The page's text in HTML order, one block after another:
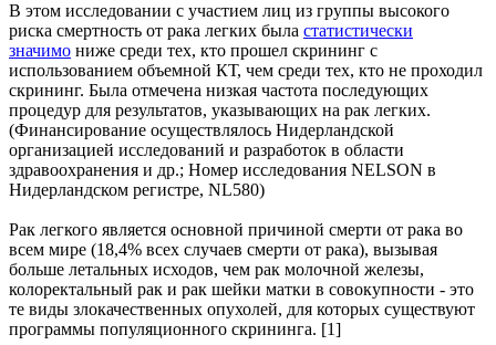
В этом исследовании с участием лиц из группы высокого
риска смертность от рака легких была статистически
значимо ниже среди тех, кто прошел скрининг с
использованием объемной КТ, чем среди тех, кто не проходил
скрининг. Была отмечена низкая частота последующих
процедур для результатов, указывающих на рак легких.
(Финансирование осуществлялось Нидерландской
организацией исследований и разработок в области
здравоохранения и др.; Номер исследования NELSON в
Нидерландском регистре, NL580)
Рак легкого является основной причиной смерти от рака во
всем мире (18,4% всех случаев смерти от рака), вызывая
больше летальных исходов, чем рак молочной железы,
колоректальный рак и рак шейки матки в совокупности - это
те виды злокачественных опухолей, для которых существуют
программы популяционного скрининга. [1]